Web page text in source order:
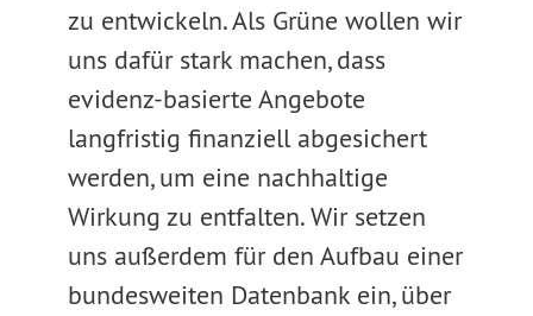
zu entwickeln. Als Grüne wollen wir
uns dafür stark machen, dass
evidenz-basierte Angebote
langfristig finanziell abgesichert
werden, um eine nachhaltige
Wirkung zu entfalten. Wir setzen
uns außerdem für den Aufbau einer
bundesweiten Datenbank ein, über